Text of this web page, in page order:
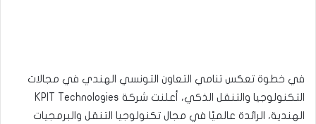
في خطوة تعكس تنامي التعاون التونسي الهندي في مجالات
التكنولوجيا والتنقل الذكي، أعلنت شركة KPIT Technologies
الهندية، الرائدة عالميًا في مجال تكنولوجيا التنقل والبرمجيات